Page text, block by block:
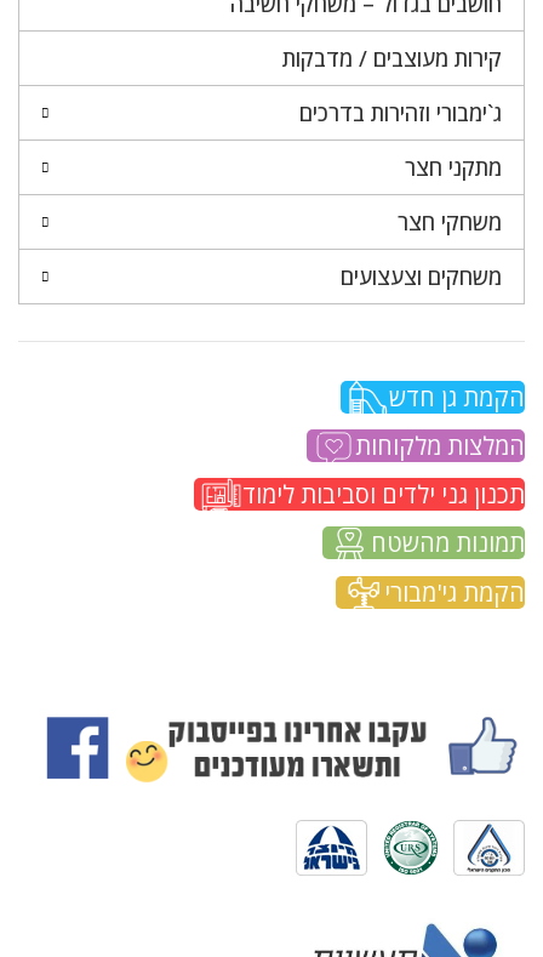
קירות מעוצבים / מדבקות
ג`ימבורי וזהירות בדרכים
מתקני חצר
משחקי חצר
משחקים וצעצועים
הקמת גן חדש
המלצות מלקוחות
תכנון גני ילדים וסביבות לימוד
תמונות מהשטח
הקמת גי'מבורי